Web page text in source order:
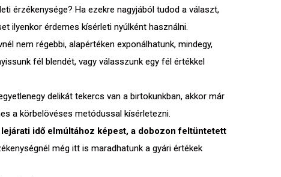
érzékenysége? Ha ezekre nagyjából tudod a választ,
ilyenkor érdemes kísérleti nyúlként használni.
nem régebbi, alapértéken exponálhatunk, mindegy,
fél blendét, vagy válasszunk egy fél értékkel
delikát tekercs van a birtokunkban, akkor már
a körbelövéses metódussal kísérletezni.
idő elmúltához képest, a dobozon feltüntetett
még itt is maradhatunk a gyári értékek